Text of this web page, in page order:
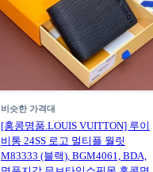
비슷한 가격대
[홍콩명품.LOUIS VUITTON] 루이
비통 24SS 로고 멀티플 월릿
M83333 (블랙), BGM4061, BDA,